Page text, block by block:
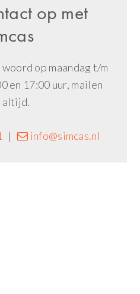
op met
op maandag t/m
en 17:00 uur, mailen
altijd.
| info@simcas.nl